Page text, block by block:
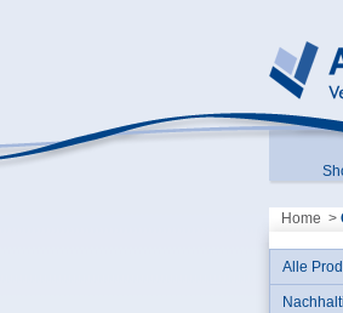
Home >
Alle